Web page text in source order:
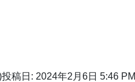
投稿日: 2024年2月6日 5:46 PM